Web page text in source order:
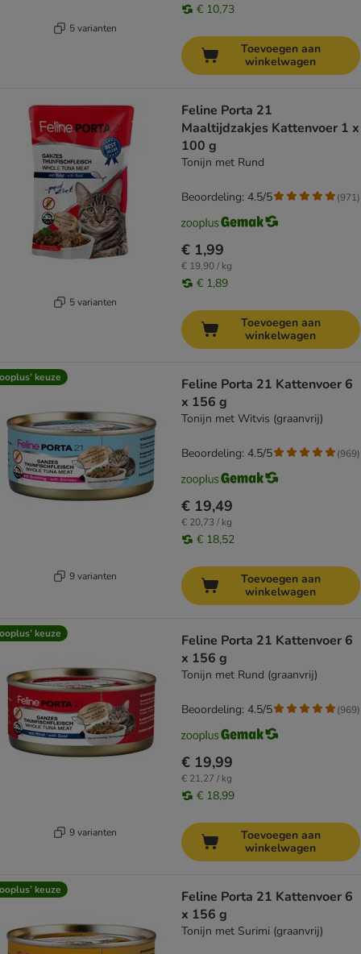
5 varianten
€ 10,73
Toevoegen aan
winkelwagen
5 varianten
Feline Porta 21
Maaltijdzakjes Kattenvoer 1 x
100 g
Tonijn met Rund
€ 1,99
€ 19,90 / kg
€ 1,89
Beoordeling: 4.5/5 (971)
Toevoegen aan
winkelwagen
keuze
9 varianten
Feline Porta 21 Kattenvoer 6
x 156 g
Tonijn met Witvis (graanvrij)
€ 19,49
€ 20,73 / kg
€ 18,52
Beoordeling: 4.5/5 (969)
Toevoegen aan
winkelwagen
keuze
9 varianten
Feline Porta 21 Kattenvoer 6
x 156 g
Tonijn met Rund (graanvrij)
€ 19,99
€ 21,27 / kg
€ 18,99
Beoordeling: 4.5/5 (969)
Toevoegen aan
winkelwagen
keuze
Feline Porta 21 Kattenvoer 6
x 156 g
Tonijn met Surimi (graanvrij)